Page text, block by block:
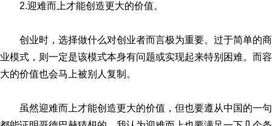
2.迎难而上才能创造更大的价值。
创业时，选择做什么对创业者而言极为重要。过于简单的
业模式，则一定是该模式本身有问题或实现起来特别困难。而
大的价值也会马上被别人复制。
虽然迎难而上才能创造更大的价值，但也要遵从中国的一